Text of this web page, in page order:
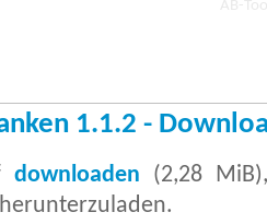
1.1.2 -
downloaden (2,28